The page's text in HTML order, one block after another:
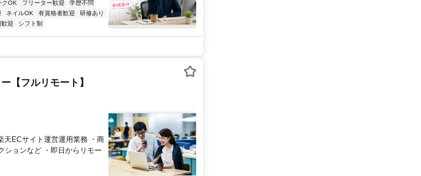
クOK フリーター歓迎
学歴不問
ネイルOK 有資格者歓迎
研修あり
迎 シフト制
【フルリモート】
天ECサイト運営運用業務 ・商
ションなど ・即日からリモー